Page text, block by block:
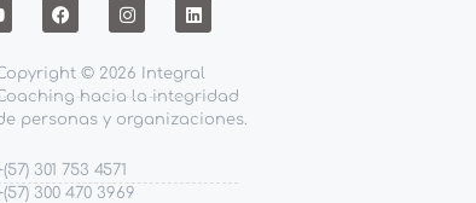
© 2026 Integral
hacia la integridad
personas y organizaciones.
301 753 4571
300 470 3969